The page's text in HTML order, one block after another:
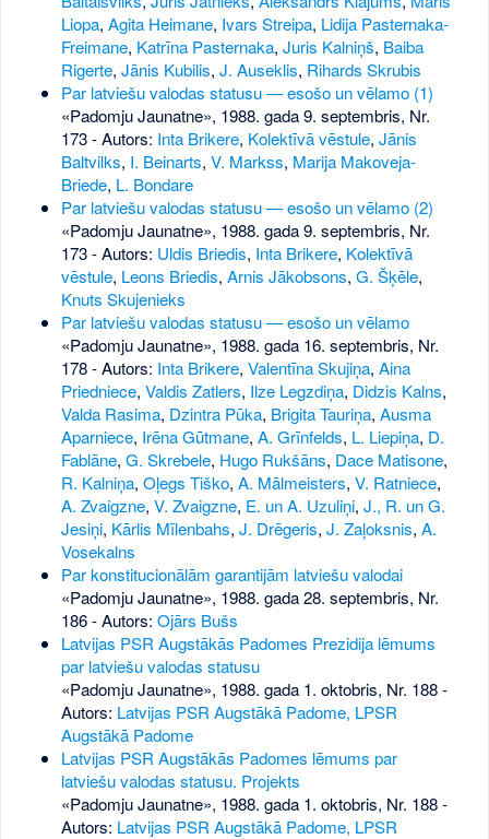
Liopa, Agita Heimane, Ivars Streipa, Lidija Pasternaka-
Freimane, Katrīna Pasternaka, Juris Kalniņš, Baiba
Rigerte, Jānis Kubilis, J. Auseklis, Rihards Skrubis
Par latviešu valodas statusu — esošo un vēlamo (1)
«Padomju Jaunatne», 1988. gada 9. septembris, Nr.
173- Autors: Inta Brikere, Kolektīvā vēstule, Jānis
Baltvilks, I. Beinarts, V. Markss, Marija Makoveja-
Briede, L. Bondare
Par latviešu valodas statusu — esošo un vēlamo (2)
«Padomju Jaunatne», 1988. gada 9. septembris, Nr.
173- Autors: Uldis Briedis, Inta Brikere, Kolektīvā
vēstule, Leons Briedis, Arnis Jākobsons, G. Šķēle,
Knuts Skujenieks
Par latviešu valodas statusu — esošo un vēlamo
«Padomju Jaunatne», 1988. gada 16. septembris, Nr.
178- Autors: Inta Brikere, Valentīna Skujiņa, Aina
Priedniece, Valdis Zatlers, Ilze Legzdiņa, Didzis Kalns,
Valda Rasima, Dzintra Pūka, Brigita Tauriņa, Ausma
Aparniece, Irēna Gūtmane, A. Grīnfelds, L. Liepiņa, D.
Fablāne, G. Skrebele, Hugo Rukšāns, Dace Matisone,
R. Kalniņa, Oļegs Tiško, A. Mālmeisters, V. Ratniece,
A. Zvaigzne, V. Zvaigzne, E. un A. Uzuliņi, J., R. un G.
Jesiņi, Kārlis Mīlenbahs, J. Drēgeris, J. Zaļoksnis, A.
Vosekalns
Par konstitucionālām garantijām latviešu valodai
«Padomju Jaunatne», 1988. gada 28. septembris, Nr.
186- Autors: Ojārs Bušs
Latvijas PSR Augstākās Padomes Prezidija lēmums
par latviešu valodas statusu
«Padomju Jaunatne», 1988. gada 1. oktobris, Nr. 188-
Autors: Latvijas PSR Augstākā Padome, LPSR
Augstākā Padome
Latvijas PSR Augstākās Padomes lēmums par
latviešu valodas statusu. Projekts
«Padomju Jaunatne», 1988. gada 1. oktobris, Nr. 188-
Autors: Latvijas PSR Augstākā Padome, LPSR